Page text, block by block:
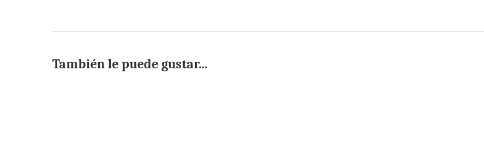
También le puede gustar...